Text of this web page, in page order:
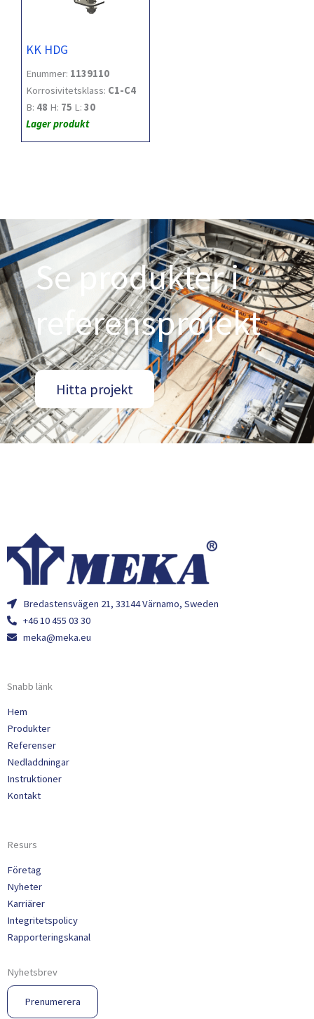
KK HDG
Enummer: 1139110
Korrosivitetsklass: C1-C4
B: 48 H: 75 L: 30
Lager produkt
Se produkter i
referensprojekt
Hitta projekt
Bredastensvägen 21, 33144 Värnamo, Sweden
+46 10 455 03 30
meka@meka.eu
Snabb länk
Hem
Produkter
Referenser
Nedladdningar
Instruktioner
Kontakt
Resurs
Företag
Nyheter
Karriärer
Integritetspolicy
Rapporteringskanal
Nyhetsbrev
Prenumerera